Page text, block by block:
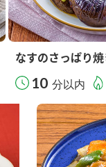
なすのさっぱり
10 分以内